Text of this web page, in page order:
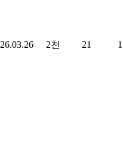
26.03.26 2천 21 1